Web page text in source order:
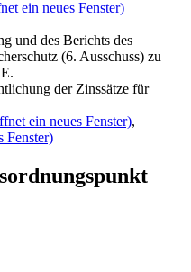
ein neues Fenster)
und des Berichts des
(6. Ausschuss) zu
der Zinssätze für
ein neues Fenster),
Fenster)